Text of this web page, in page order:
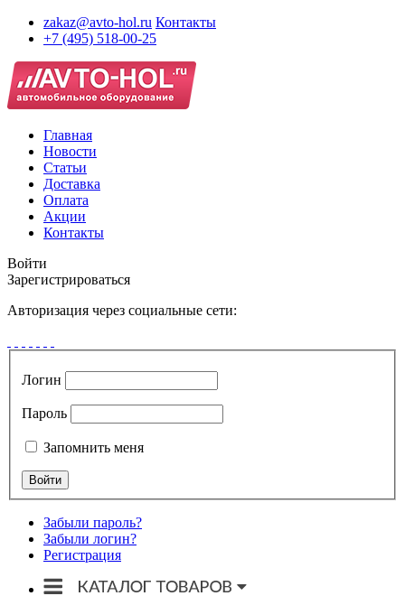
zakaz@avto-hol.ru Контакты
+7 (495) 518-00-25
Главная
Новости
Статьи
Доставка
Оплата
Акции
Контакты
Войти
Зарегистрироваться
Авторизация через социальные сети:
Логин
Пароль
Запомнить меня
Забыли пароль?
Забыли логин?
Регистрация